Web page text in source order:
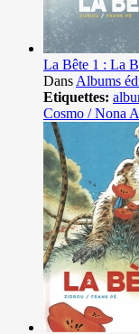
La Bête 1 : La
Dans Albums
Etiquettes:
Cosmo / Nona